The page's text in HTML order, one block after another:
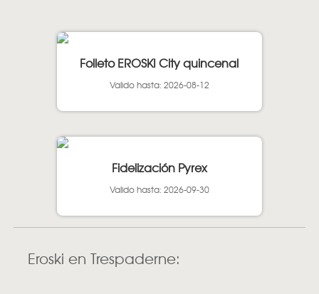
Folleto EROSKI City quincenal
Valido hasta: 2026-08-12
Fidelización Pyrex
Valido hasta: 2026-09-30
Eroski en Trespaderne: